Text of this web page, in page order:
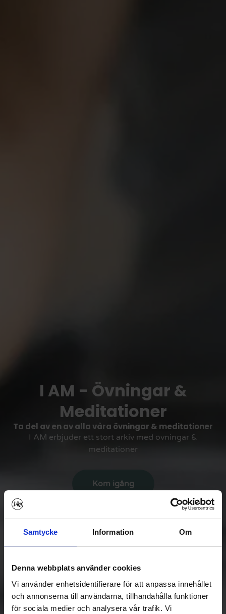
Samtycke Information Om
Denna webbplats använder cookies
Vi använder enhetsidentifierare för att anpassa innehållet
och annonserna till användarna, tillhandahålla funktioner
för sociala medier och analysera vår trafik. Vi
I AM - Övningar &
Meditationer
Ta del av en av alla våra övningar & meditationer
I AM erbjuder ett stort arkiv med övningar &
meditationer
Kom igång